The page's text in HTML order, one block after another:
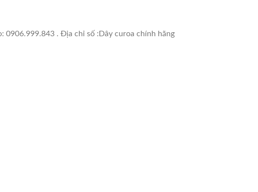
0906.999.843 . Địa chỉ số :Dây curoa chính hãng